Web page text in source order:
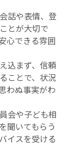
話や表情、登
とが大切で
心できる雰囲
込まず、信頼
ことで、状況
わぬ事実がわ
会や子ども相
聞いてもらう
イスを受ける